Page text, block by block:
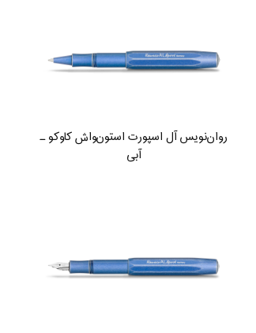
روان‌نویس آل‌ اسپورت استون‌واش کاوکو ـ
آبی